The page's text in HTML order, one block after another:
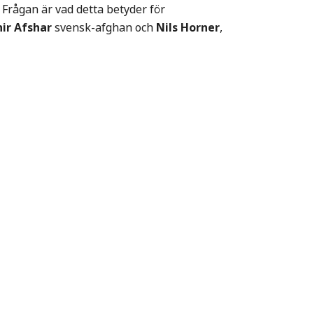
är vad detta betyder för
Afsharsvensk-afghan ochNils Horner,